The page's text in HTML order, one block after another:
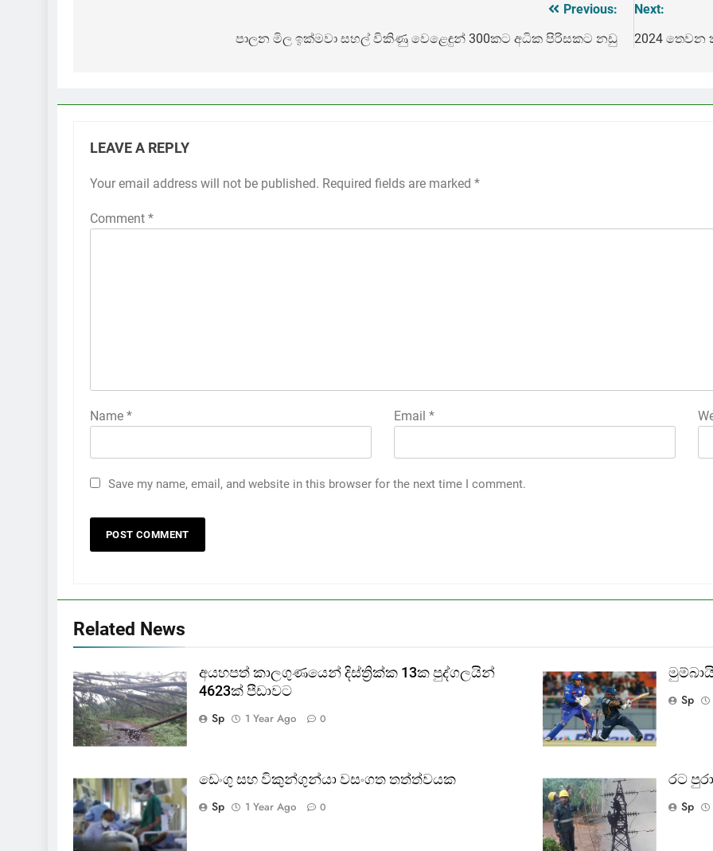
Previous:
පාලන මිල ඉක්මවා සහල් විකිණු වෙළෙඳුන් 300කට අධික පිරිසකට නඩු
Next:
2024 තෙවන
LEAVE A REPLY
Your email address will not be published. Required fields are marked *
Comment *
Name * Email*
Save my name, email, and website in this browser for the next time I comment.
Related News
අයහපත් කාලගුණයෙන් දිස්ත්‍රික්ක 13ක පුද්ගලයින්
4623ක් පීඩාවට
Sp
1 Year Ago 0
Sp
ඩෙංගු සහ විකුන්ගුන්යා වසංගත තත්ත්වයක
Sp
1 Year Ago 0
රට
Sp